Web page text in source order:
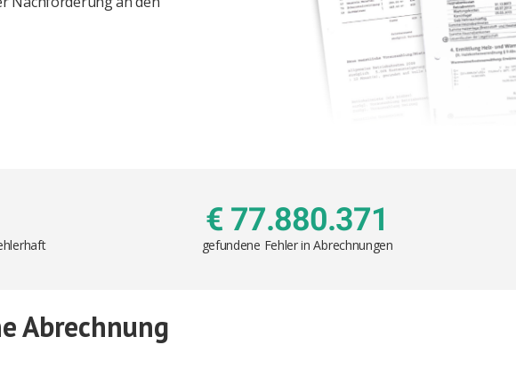
€ 77.880.371
gefundene Fehler in Abrechnungen
Abrechnung